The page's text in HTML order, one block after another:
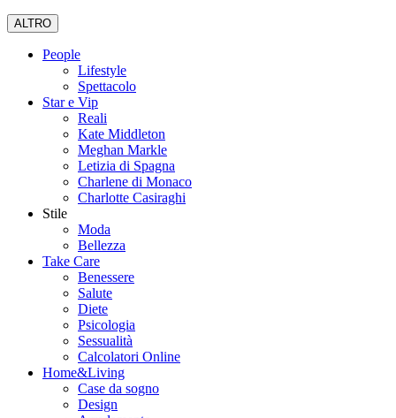
ALTRO
People
Lifestyle
Spettacolo
Star e Vip
Reali
Kate Middleton
Meghan Markle
Letizia di Spagna
Charlene di Monaco
Charlotte Casiraghi
Stile
Moda
Bellezza
Take Care
Benessere
Salute
Diete
Psicologia
Sessualità
Calcolatori Online
Home&Living
Case da sogno
Design